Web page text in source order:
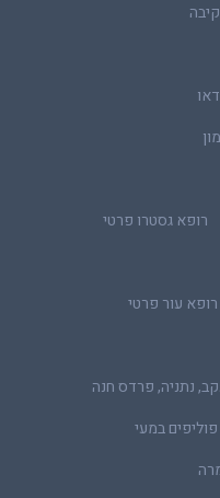
רופא גסטרו פרטי
עור פרטי
נתניה, פרדס חנה
במעי